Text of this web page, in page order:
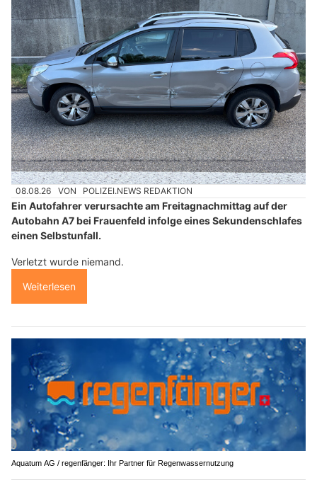
08.08.26 VON POLIZEI.NEWS REDAKTION
Ein Autofahrer verursachte am Freitagnachmittag auf der
Autobahn A7 bei Frauenfeld infolge eines Sekundenschlafes
einen Selbstunfall.
Verletzt wurde niemand.
Weiterlesen
Aquatum AG / regenfänger: Ihr Partner für Regenwassernutzung